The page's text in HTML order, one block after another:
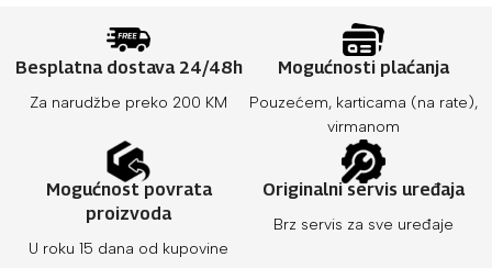
Besplatna dostava 24/48h
Za narudžbe preko 200 KM
Mogućnosti plaćanja
Pouzećem, karticama (na rate),
virmanom
Mogućnost povrata
proizvoda
U roku 15 dana od kupovine
Originalni servis uređaja
Brz servis za sve uređaje